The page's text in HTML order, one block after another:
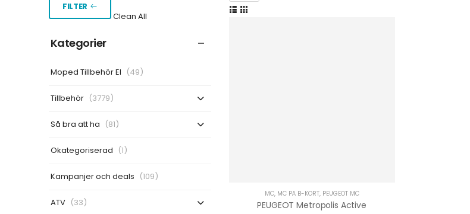
FILTER
Clean All
Kategorier
Moped Tillbehör El (49)
Tillbehör (3779)
Så bra att ha (81)
Okategoriserad (1)
Kampanjer och deals (109)
ATV (33)
MC, MC PÅ B-KORT, PEUGEOT MC
PEUGEOT Metropolis Active